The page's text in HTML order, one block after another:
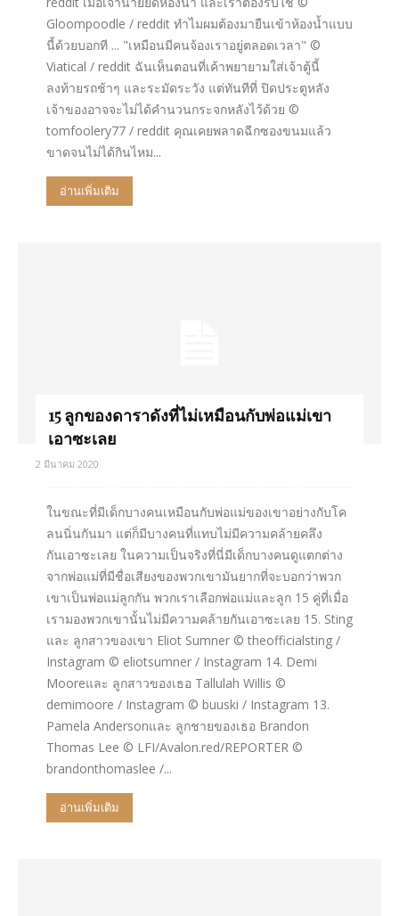
Gloompoodle / reddit ทำไมผมต้องมายืนเข้าห้องน้ำแบบ
นี้ด้วยบอกที ... "เหมือนมีคนจ้องเราอยู่ตลอดเวลา" ©
Viatical / reddit ฉันเห็นตอนที่เค้าพยายามใส่เจ้าตู้นี้
ลงท้ายรถช้าๆ และระมัดระวัง แต่ทันทีที่ ปิดประตูหลัง
เจ้าของอาจจะไม่ได้คำนวนกระจกหลังไว้ด้วย ©
tomfoolery77 / reddit คุณเคยพลาดฉีกซองขนมแล้ว
ขาดจนไม่ได้กินไหม...
อ่านเพิ่มเติม
15 ลูกของดาราดังที่ไม่เหมือนกับพ่อแม่เขา
เอาซะเลย
2 มีนาคม 2020
ในขณะที่มีเด็กบางคนเหมือนกับพ่อแม่ของเขาอย่างกับโค
ลนนิ่นกันมา แต่ก็มีบางคนที่แทบไม่มีความคล้ายคลึง
กันเอาซะเลย ในความเป็นจริงที่นี่มีเด็กบางคนดูแตกต่าง
จากพ่อแม่ที่มีชื่อเสียงของพวกเขามันยากที่จะบอกว่าพวก
เขาเป็นพ่อแม่ลูกกัน พวกเราเลือกพ่อแม่และลูก 15 คู่ที่เมื่อ
เรามองพวกเขานั้นไม่มีความคล้ายกันเอาซะเลย 15. Sting
และ ลูกสาวของเขา Eliot Sumner © theofficialsting /
Instagram © eliotsumner / Instagram 14. Demi
Mooreและ ลูกสาวของเธอ Tallulah Willis ©
demimoore / Instagram © buuski / Instagram 13.
Pamela Andersonและ ลูกชายของเธอ Brandon
Thomas Lee © LFI/Avalon.red/REPORTER ©
brandonthomaslee /...
อ่านเพิ่มเติม